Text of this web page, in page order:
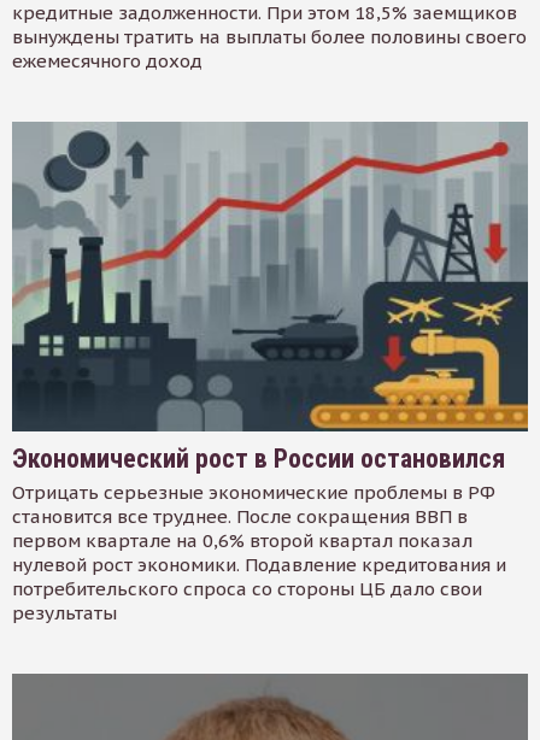
кредитные задолженности. При этом 18,5% заемщиков
вынуждены тратить на выплаты более половины своего
ежемесячного доход
Экономический рост в России остановился
Отрицать серьезные экономические проблемы в РФ
становится все труднее. После сокращения ВВП в
первом квартале на 0,6% второй квартал показал
нулевой рост экономики. Подавление кредитования и
потребительского спроса со стороны ЦБ дало свои
результаты